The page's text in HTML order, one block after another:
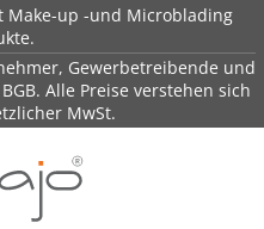
Make-up -und Microblading
Gewerbetreibende und
Alle Preise verstehen sich
MwSt.